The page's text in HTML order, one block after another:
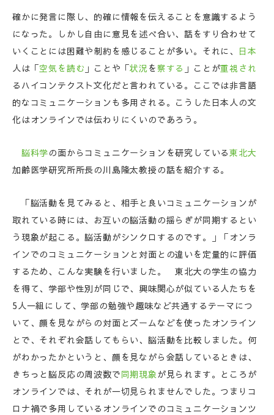
確かに発言に際し、的確に情報を伝えることを意識するよう
になった。しかし自由に意見を述べ合い、話をすり合わせて
いくことには困難や制約を感じることが多い。それに、 日本
人は「空気を読む 」ことや「状況を察する 」ことが重視され
るハイコンテクスト文化だと言われている。ここでは非言語
的なコミュニケーションも多用される。こうした日本人の文
化はオンラインでは伝わりにくいのであろう。
脳科学の面からコミュニケーションを研究している東北大
加齢医学研究所所長の川島隆太教授の話を紹介する。
「脳活動を見てみると、相手と良いコミュニケーションが
取れている時には、お互いの脳活動の揺らぎが同期するとい
う現象が起こる。脳活動がシンクロするのです。」「オンラ
インでのコミュニケーションと対面との違いを定量的に評価
するため、こんな実験を行いました。 東北大の学生の協力
を得て、学部や性別が同じで、興味関心が似ている人たちを
5人一組にして、学部の勉強や趣味など共通するテーマにつ
いて、顔を見ながらの対面とズームなどを使ったオンライン
とで、それぞれ会話してもらい、脳活動を比較しました。何
がわかったかというと、顔を見ながら会話しているときは、
きちっと脳反応の周波数で同期現象が見られます。ところが
オンラインでは、それが一切見られませんでした。つまりコ
ロナ禍で多用しているオンラインでのコミュニケーションツ